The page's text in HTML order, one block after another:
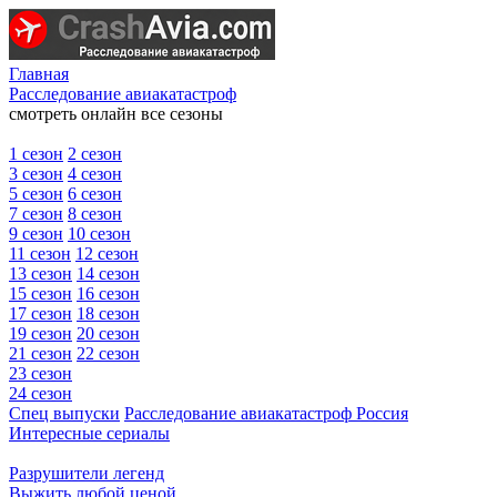
Главная
Расследование авиакатастроф
смотреть онлайн все сезоны
1 сезон 2 сезон
3 сезон 4 сезон
5 сезон 6 сезон
7 сезон 8 сезон
9 сезон 10 сезон
11 сезон 12 сезон
13 сезон 14 сезон
15 сезон 16 сезон
17 сезон 18 сезон
19 сезон 20 сезон
21 сезон 22 сезон
23 сезон
24 сезон
Спец выпуски Расследование авиакатастроф Россия
Интересные сериалы
Разрушители легенд
Выжить любой ценой